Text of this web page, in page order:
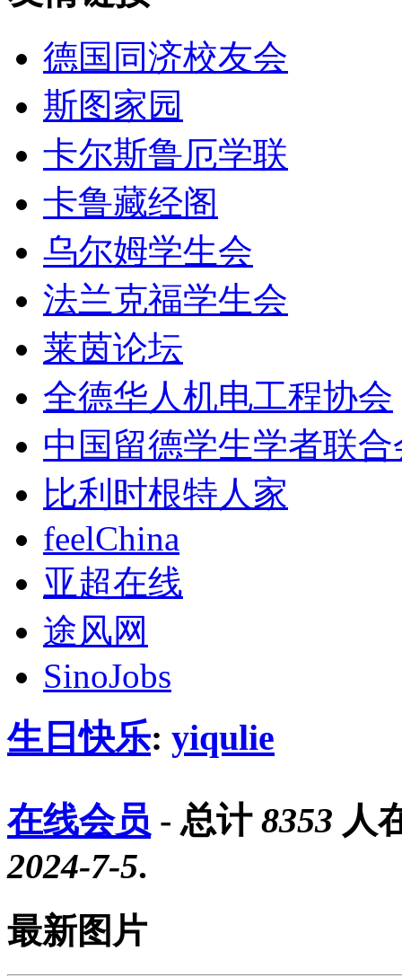
德国同济校友会
斯图家园
卡尔斯鲁厄学联
卡鲁藏经阁
乌尔姆学生会
法兰克福学生会
莱茵论坛
全德华人机电工程协会
中国留德学生学者联合
比利时根特人家
feelChina
亚超在线
途风网
SinoJobs
生日快乐: yiqulie
在线会员 - 总计 8353 人
2024-7-5.
最新图片